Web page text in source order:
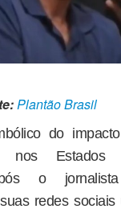
Plantão Brasil
do
nos Estados
o
redes